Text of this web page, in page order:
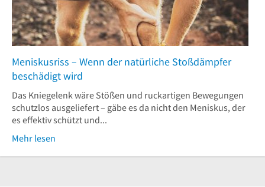
Meniskusriss – Wenn der natürliche Stoßdämpfer
beschädigt wird
Das Kniegelenk wäre Stößen und ruckartigen Bewegungen
schutzlos ausgeliefert – gäbe es da nicht den Meniskus, der
es effektiv schützt und...
Mehr lesen